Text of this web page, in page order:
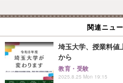
関連ニュ
埼玉大学、授業料
から
教育・受験
2025.8.25 Mon 19:15